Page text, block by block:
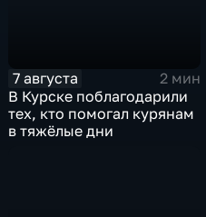
7 августа
2 мин
В Курске поблагодарили
тех, кто помогал курянам
в тяжёлые дни